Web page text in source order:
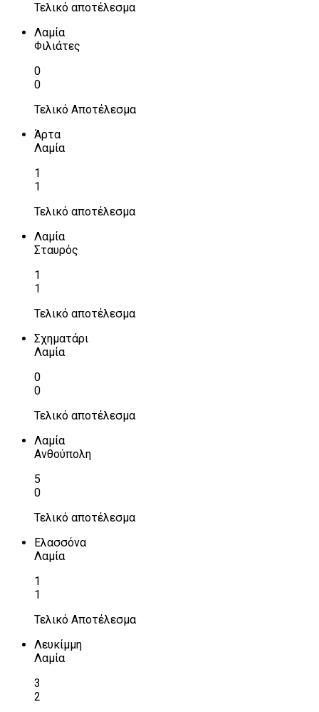
Τελικό αποτέλεσμα
Λαμία
Φιλιάτες
0
0
Τελικό Αποτέλεσμα
Άρτα
Λαμία
1
1
Τελικό αποτέλεσμα
Λαμία
Σταυρός
1
1
Τελικό αποτέλεσμα
Σχηματάρι
Λαμία
0
0
Τελικό αποτέλεσμα
Λαμία
Ανθούπολη
5
0
Τελικό αποτέλεσμα
Ελασσόνα
Λαμία
1
1
Τελικό Αποτέλεσμα
Λευκίμμη
Λαμία
3
2